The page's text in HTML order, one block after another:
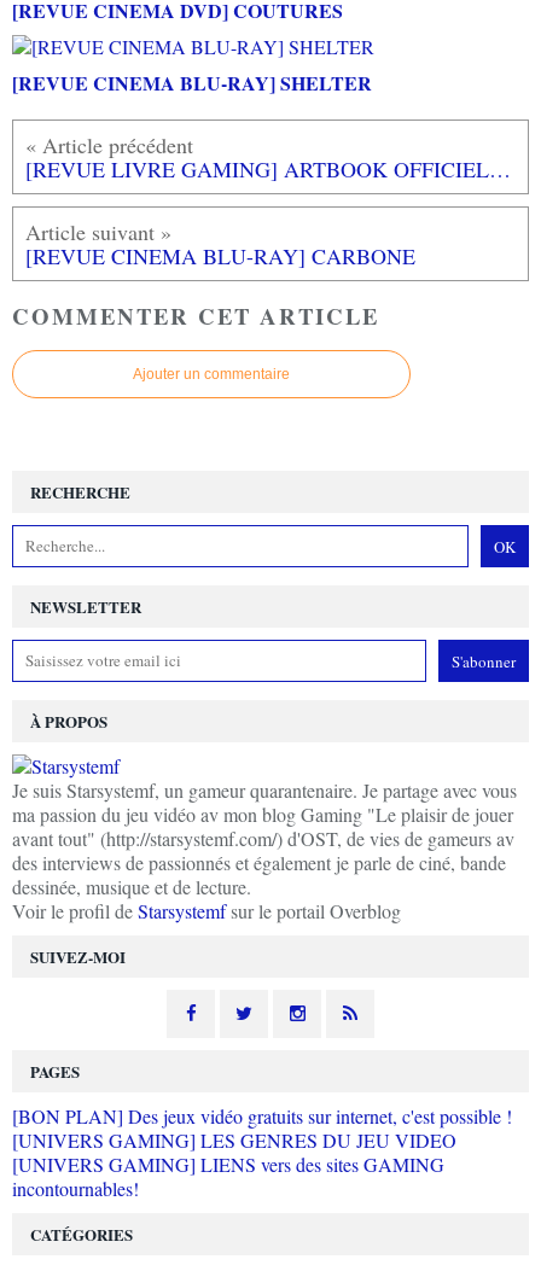
[REVUE CINEMA DVD] COUTURES
[REVUE CINEMA BLU-RAY] SHELTER
[REVUE LIVRE GAMING] ARTBOOK OFFICIEL GOD OF WAR aux éditions MANA BOOKS
[REVUE CINEMA BLU-RAY] CARBONE
COMMENTER CET ARTICLE
Ajouter un commentaire
NEWSLETTER
SUIVEZ-MOI
RECHERCHE
À PROPOS
Je suis Starsystemf, un gameur quarantenaire. Je partage avec vous
ma passion du jeu vidéo av mon blog Gaming "Le plaisir de jouer
avant tout" (http://starsystemf.com/) d'OST, de vies de gameurs av
des interviews de passionnés et également je parle de ciné, bande
dessinée, musique et de lecture.
Voir le profil deStarsystemfsur le portail Overblog
PAGES
[BON PLAN] Des jeux vidéo gratuits sur internet, c'est possible !
[UNIVERS GAMING] LES GENRES DU JEU VIDEO
[UNIVERS GAMING] LIENS vers des sites GAMING
incontournables!
CATÉGORIES